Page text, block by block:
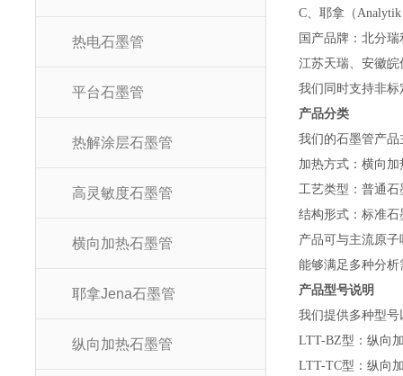
热电石墨管
平台石墨管
热解涂层石墨管
高灵敏度石墨管
横向加热石墨管
耶拿Jena石墨管
纵向加热石墨管
C、耶拿（
国产品牌：北分
江苏天瑞、安徽
我们同时支持非
产品分类
我们的石墨管产
加热方式：横向加
工艺类型：普通石
结构形式：标准石
产品可与主流原
能够满足多种分析
产品型号说明
我们提供多种型
LTT-BZ型：纵向
LTT-TC型：纵向